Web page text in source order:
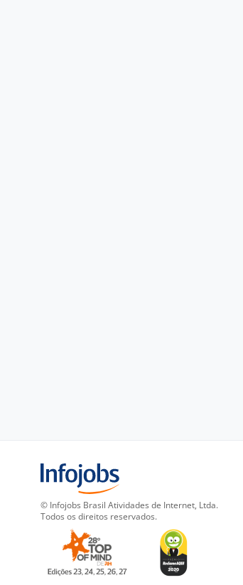
© Infojobs Brasil Atividades de Internet, Ltda.
Todos os direitos reservados.